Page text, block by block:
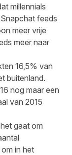
millennials
feeds
meer vrije
meer naar
16,5% van
buitenland.
nog maar een
van 2015
gaat om
in het